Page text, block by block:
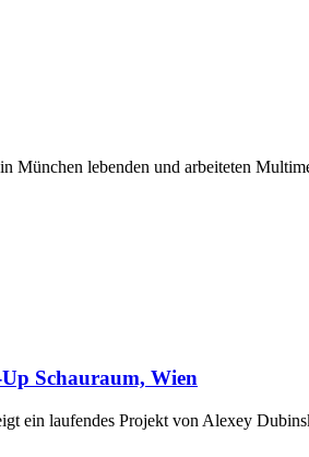
München lebenden und arbeiteten
Schauraum, Wien
ein laufendes Projekt von Alexey